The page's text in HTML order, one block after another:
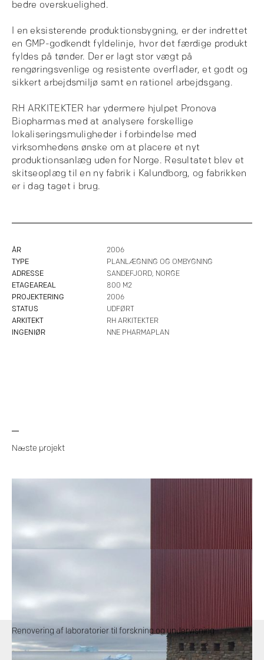
ÅR
2006
TYPE
PLANLÆGNING OG OMBYGNING
ADRESSE
SANDEFJORD, NORGE
ETAGEAREAL
800 M2
PROJEKTERING
2006
STATUS
UDFØRT
ARKITEKT
RH ARKITEKTER
INGENIØR
NNE PHARMAPLAN
bedre overskuelighed.
I en eksisterende produktionsbygning, er der indrettet
en GMP-godkendt fyldelinje, hvor det færdige produkt
fyldes på tønder. Der er lagt stor vægt på
rengøringsvenlige og resistente overflader, et godt og
sikkert arbejdsmiljø samt en rationel arbejdsgang.
RH ARKITEKTER har ydermere hjulpet Pronova
Biopharmas med at analysere forskellige
lokaliseringsmuligheder i forbindelse med
virksomhedens ønske om at placere et nyt
produktionsanlæg uden for Norge. Resultatet blev et
skitseoplæg til en ny fabrik i Kalundborg, og fabrikken
er i dag taget i brug.
Næste projekt
Renovering af laboratorier til forskning og undervisning